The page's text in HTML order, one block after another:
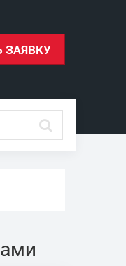
ЗАЯВКУ